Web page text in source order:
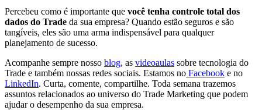
Percebeu como é importante que você tenha controle total dos
dados do Trade da sua empresa? Quando estão seguros e são
tangíveis, eles são uma arma indispensável para qualquer
planejamento de sucesso.
Acompanhe sempre nosso blog, as videoaulas sobre tecnologia do
Trade e também nossas redes sociais. Estamos no Facebook e no
LinkedIn. Curta, comente, compartilhe. Toda semana trazemos
assuntos relacionados ao universo do Trade Marketing que podem
ajudar o desempenho da sua empresa.